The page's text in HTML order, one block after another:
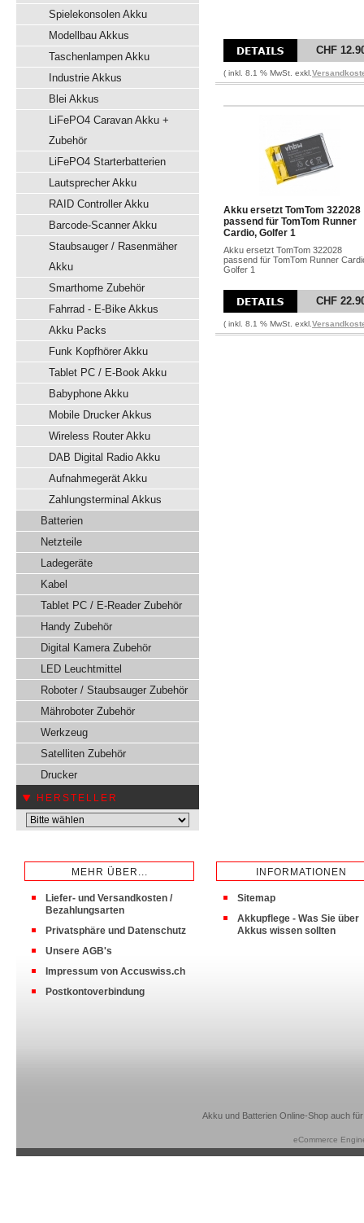
Spielekonsolen Akku
Modellbau Akkus
Taschenlampen Akku
Industrie Akkus
Blei Akkus
LiFePO4 Caravan Akku +
Zubehör
LiFePO4 Starterbatterien
Lautsprecher Akku
RAID Controller Akku
Barcode-Scanner Akku
Staubsauger / Rasenmäher
Akku
Smarthome Zubehör
Fahrrad - E-Bike Akkus
Akku Packs
Funk Kopfhörer Akku
Tablet PC / E-Book Akku
Babyphone Akku
Mobile Drucker Akkus
Wireless Router Akku
DAB Digital Radio Akku
Aufnahmegerät Akku
Zahlungsterminal Akkus
Batterien
Netzteile
Ladegeräte
Kabel
Tablet PC / E-Reader Zubehör
Handy Zubehör
Digital Kamera Zubehör
LED Leuchtmittel
Roboter / Staubsauger Zubehör
Mähroboter Zubehör
Werkzeug
Satelliten Zubehör
Drucker
HERSTELLER
CHF
( inkl. 8.1 % MwSt. exkl.
Akku ersetzt TomTom 322028
passend für TomTom Runner
Cardio, Golfer 1
Akku ersetzt TomTom 322028
passend für TomTom Runner
Golfer 1
CHF
( inkl. 8.1 % MwSt. exkl.
MEHR ÜBER...
Liefer- und Versandkosten /
Bezahlungsarten
Privatsphäre und Datenschutz
Unsere AGB's
Impressum von Accuswiss.ch
Postkontoverbindung
INFORMATIONEN
Sitemap
Akkupflege - Was Sie über
Akkus wissen sollten
Akku und Batterien Online-Shop auch
eCommerce